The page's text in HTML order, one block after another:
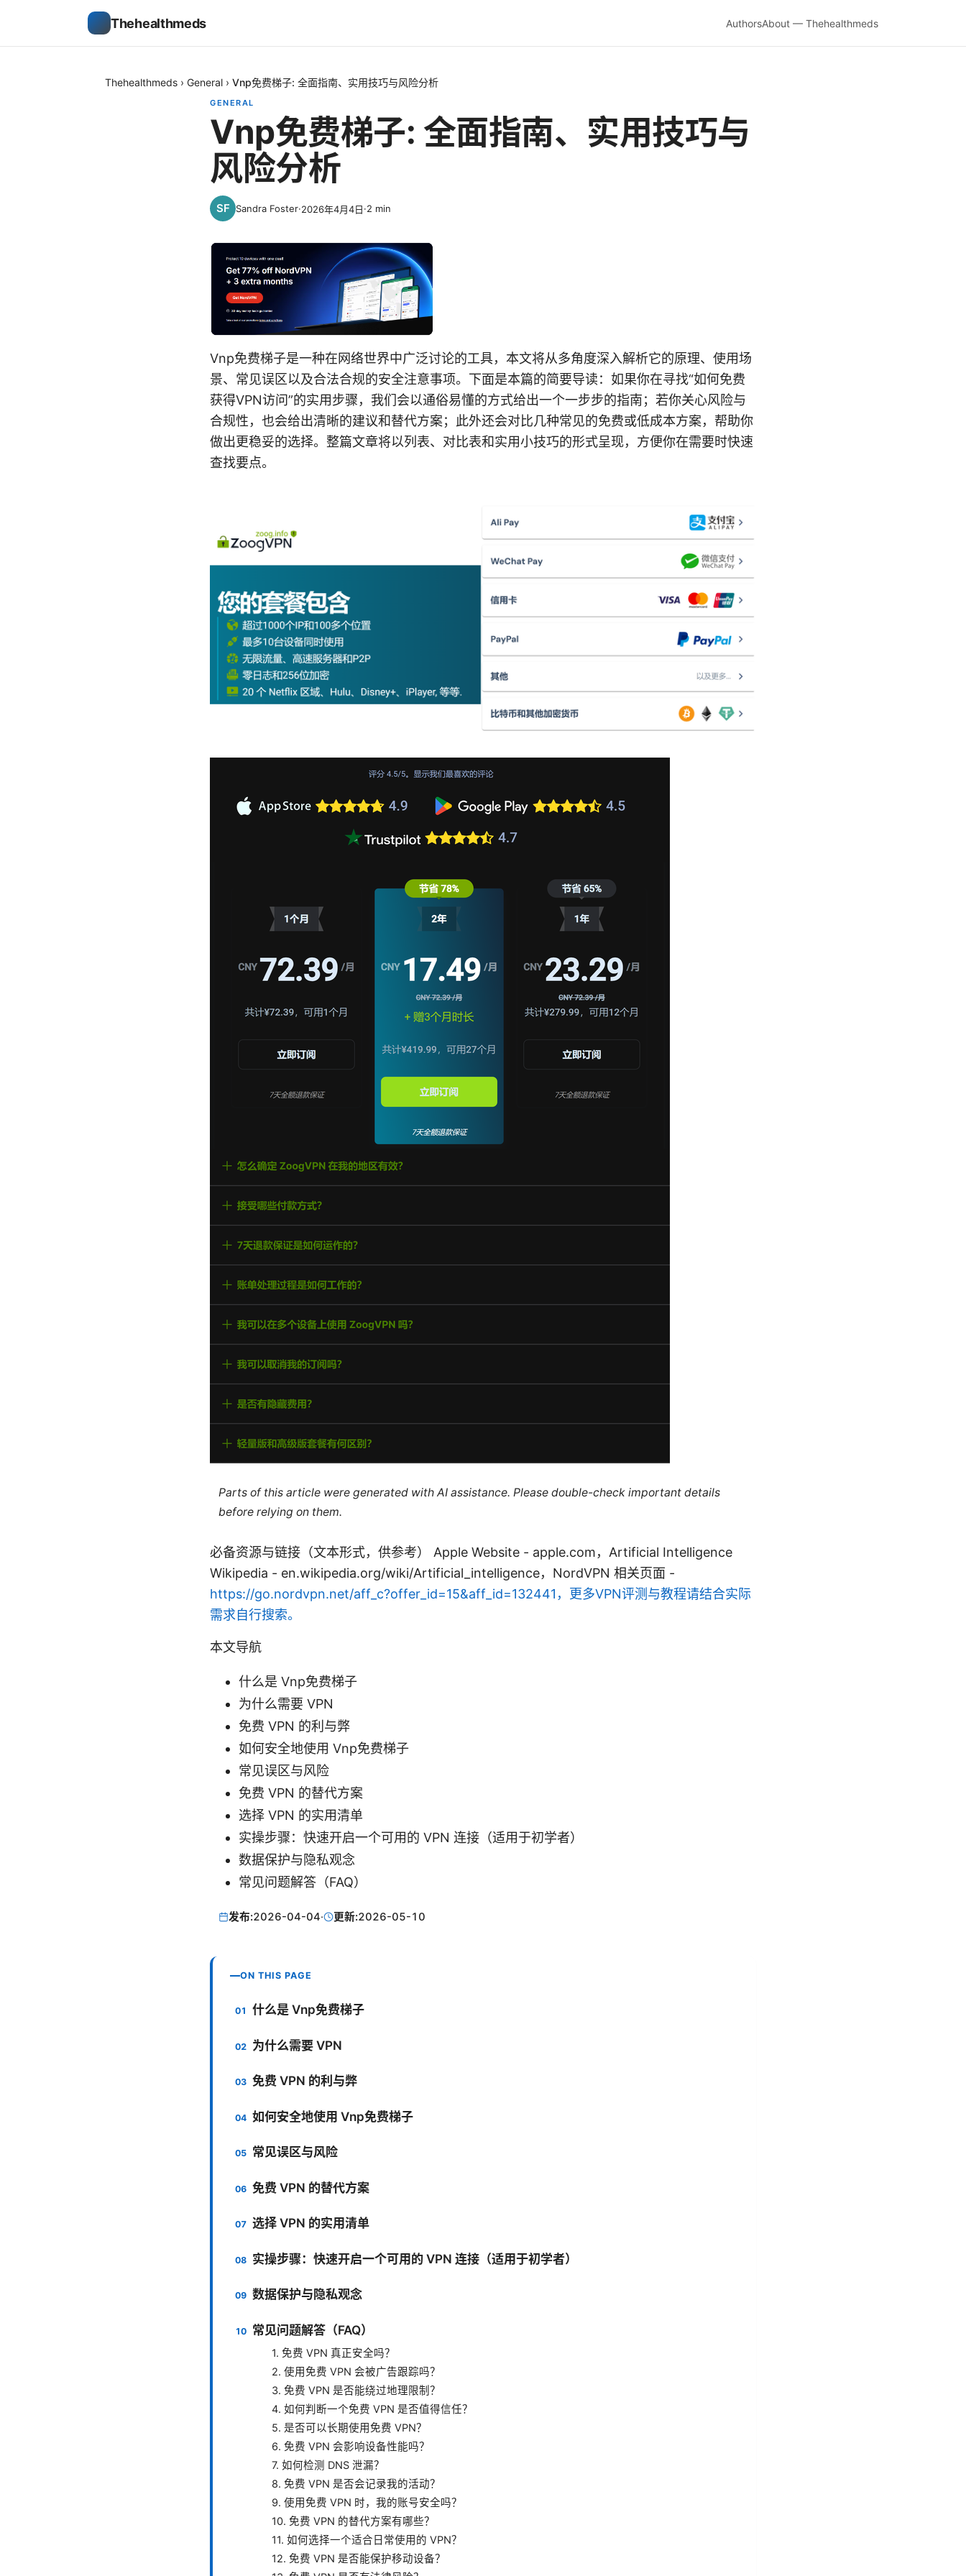
Thehealthmeds AuthorsAbout — Thehealthmeds
Thehealthmeds › General › Vnp免费梯子: 全面指南、实用技巧与风险分析
GENERAL
Vnp免费梯子: 全面指南、实用技巧与
风险分析
Sandra Foster·2026年4月4日·2 min
Vnp免费梯子是一种在网络世界中广泛讨论的工具，本文将从多角度深入解析它的原理、使用场
景、常见误区以及合法合规的安全注意事项。下面是本篇的简要导读：如果你在寻找“如何免费
获得VPN访问”的实用步骤，我们会以通俗易懂的方式给出一个一步步的指南；若你关心风险与
合规性，也会给出清晰的建议和替代方案；此外还会对比几种常见的免费或低成本方案，帮助你
做出更稳妥的选择。整篇文章将以列表、对比表和实用小技巧的形式呈现，方便你在需要时快速
查找要点。
Parts of this article were generated with AI assistance. Please double-check important details
before relying on them.
必备资源与链接（文本形式，供参考） Apple Website - apple.com，Artificial Intelligence
Wikipedia - en.wikipedia.org/wiki/Artificial_intelligence，NordVPN 相关页面 -
https://go.nordvpn.net/aff_c?offer_id=15&aff_id=132441，更多VPN评测与教程请结合实际
需求自行搜索。
本文导航
什么是 Vnp免费梯子
为什么需要 VPN
免费 VPN 的利与弊
如何安全地使用 Vnp免费梯子
常见误区与风险
免费 VPN 的替代方案
选择 VPN 的实用清单
实操步骤：快速开启一个可用的 VPN 连接（适用于初学者）
数据保护与隐私观念
常见问题解答（FAQ）
发布:2026-04-04· 更新:2026-05-10
ON THIS PAGE
什么是 Vnp免费梯子
为什么需要 VPN
免费 VPN 的利与弊
如何安全地使用 Vnp免费梯子
常见误区与风险
免费 VPN 的替代方案
选择 VPN 的实用清单
实操步骤：快速开启一个可用的 VPN 连接（适用于初学者）
数据保护与隐私观念
常见问题解答（FAQ）
1. 免费 VPN 真正安全吗？
2. 使用免费 VPN 会被广告跟踪吗？
3. 免费 VPN 是否能绕过地理限制？
4. 如何判断一个免费 VPN 是否值得信任？
5. 是否可以长期使用免费 VPN？
6. 免费 VPN 会影响设备性能吗？
7. 如何检测 DNS 泄漏？
8. 免费 VPN 是否会记录我的活动？
9. 使用免费 VPN 时，我的账号安全吗？
10. 免费 VPN 的替代方案有哪些？
11. 如何选择一个适合日常使用的 VPN？
12. 免费 VPN 是否能保护移动设备？